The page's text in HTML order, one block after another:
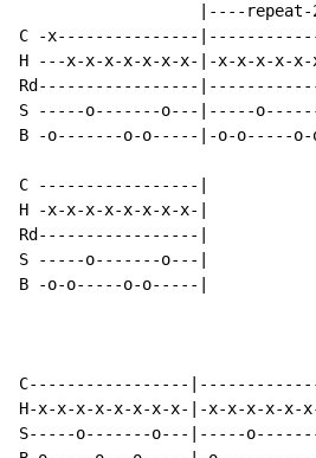
|----repeat-
C -x---------------
H ---x-x-x-x-x-x-x-|-x-x-x-x-
Rd-----------------
S -----o-------o---|-----
B -o-------o-o-----|-o-o-----
C -----------------|
H -x-x-x-x-x-x-x-x-|
Rd-----------------|
S -----o-------o---|
B -o-o-----o-o-----|
C-----------------
H-x-x-x-x-x-x-x-x-|-x-x-x-x-
S-----o-------o---|-----